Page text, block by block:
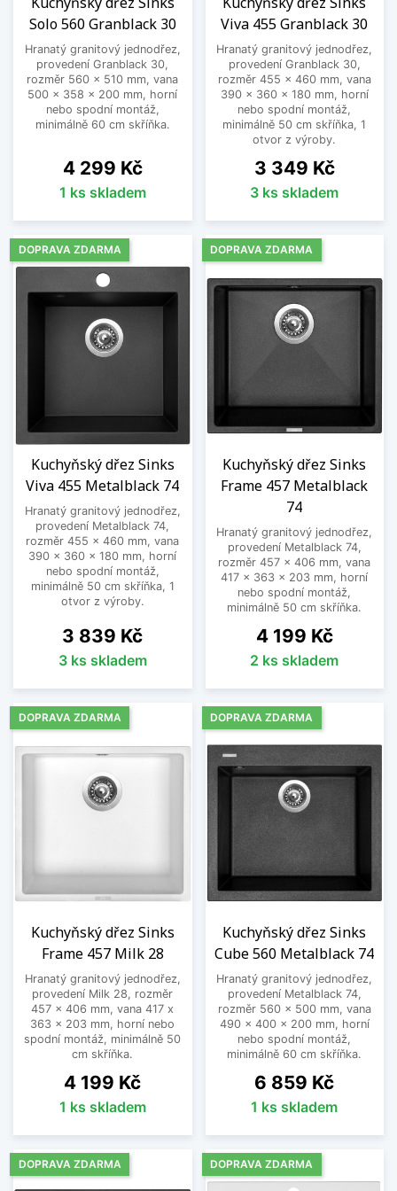
Solo 560 Granblack 30
Hranatý granitový jednodřez,
provedení Granblack 30,
rozměr 560 x 510 mm, vana
500 x 358 x 200 mm, horní
nebo spodní montáž,
minimálně 60 cm skříňka.
Cena
4 299 Kč
1 ks skladem
Viva 455 Granblack 30
Hranatý granitový jednodřez,
provedení Granblack 30,
rozměr 455 x 460 mm, vana
390 x 360 x 180 mm, horní
nebo spodní montáž,
minimálně 50 cm skříňka, 1
otvor z výroby.
Cena
3 349 Kč
3 ks skladem
Kuchyňský dřez Sinks
Viva 455 Metalblack 74
Hranatý granitový jednodřez,
provedení Metalblack 74,
rozměr 455 x 460 mm, vana
390 x 360 x 180 mm, horní
nebo spodní montáž,
minimálně 50 cm skříňka, 1
otvor z výroby.
Cena
3 839 Kč
3 ks skladem
DOPRAVA ZDARMA
Kuchyňský dřez Sinks
Frame 457 Metalblack
74
Hranatý granitový jednodřez,
provedení Metalblack 74,
rozměr 457 x 406 mm, vana
417 x 363 x 203 mm, horní
nebo spodní montáž,
minimálně 50 cm skříňka.
Cena
4 199 Kč
2 ks skladem
DOPRAVA ZDARMA
Kuchyňský dřez Sinks
Frame 457 Milk 28
Hranatý granitový jednodřez,
provedení Milk 28, rozměr
457 x 406 mm, vana 417 x
363 x 203 mm, horní nebo
spodní montáž, minimálně 50
cm skříňka.
Cena
4 199 Kč
1 ks skladem
DOPRAVA ZDARMA
Kuchyňský dřez Sinks
Cube 560 Metalblack 74
Hranatý granitový jednodřez,
provedení Metalblack 74,
rozměr 560 x 500 mm, vana
490 x 400 x 200 mm, horní
nebo spodní montáž,
minimálně 60 cm skříňka.
Cena
6 859 Kč
1 ks skladem
DOPRAVA ZDARMA
DOPRAVA ZDARMA DOPRAVA ZDARMA